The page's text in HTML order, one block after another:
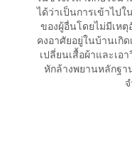
ได้ว่าเป็นการเข้าไป
ของผู้อื่นโดยไม่มีเหตุ
คงอาศัยอยู่ในบ้านเกิ
เปลี่ยนเสื้อผ้าและเ
หักล้างพยานหลักฐา